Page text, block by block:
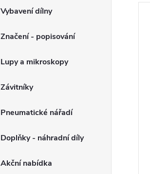
Vybavení dílny
Značení - popisování
Lupy a mikroskopy
Závitníky
Pneumatické nářadí
Doplňky - náhradní díly
Akční nabídka